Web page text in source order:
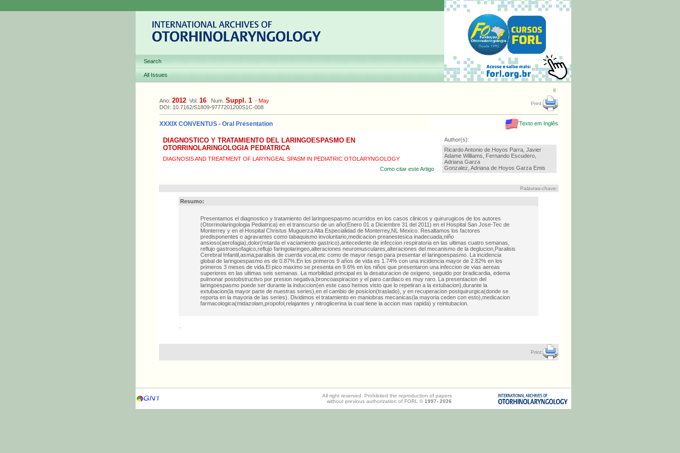
Search
All Issues
8
Ano: 2012Vol. 16Num. Suppl. 1- May
DOI: 10.7162/S1809-9777201200S1C-008
Print:
XXXIX CONVENTUS - Oral Presentation Texto em Inglês
DIAGNOSTICO Y TRATAMIENTO DEL LARINGOESPASMO EN
OTORRINOLARINGOLOGIA PEDIATRICA
DIAGNOSIS AND TREATMENT OF LARYNGEAL SPASM IN PEDIATRIC OTOLARYNGOLOGY
Como citar este Artigo
Author(s):
Ricardo Antonio de Hoyos Parra, Javier
Adame Williams, Fernando Escudero,
Adriana Garza
Gonzalez, Adriana de Hoyos Garza Emis
Palavras-chave:
Resumo:
Presentamos el diagnostico y tratamiento del laringoespasmo ocurridos en los casos clinicos y quirurugicos de los autores
(Otorrinolaringologia Pediatrica) en el transcurso de un año(Enero 01 a Diciembre 31 del 2011) en el Hospital San Jose-Tec de
Monterrey y en el Hospital Christus Muguerza Alta Especialidad de Monterrey,NL Mexico. Resaltamos los factores
predisponentes o agravantes como tabaquismo involuntario,medicacion preanestesica inadecuada,niño
ansioso(aerofagia),dolor(retarda el vaciamiento gastrico),antecedente de infeccion respiratoria en las ultimas cuatro semanas,
reflujo gastroesofagico,reflujo faringolaringeo,alteraciones neuromusculares,alteraciones del mecanismo de la deglucion,Paralisis
Cerebral Infantil,asma,paralisis de cuerda vocal,etc como de mayor riesgo para presentar el laringoespasmo. La incidencia
global de laringoespasmo es de 0.87%.En los primeros 9 años de vida es 1.74% con una incidencia mayor de 2.82% en los
primeros 3 meses de vida.El pico maximo se presenta en 9.6% en los niños que presentaron una infeccion de vias aereas
superiores en las ultimas seis semanas. La morbilidad principal es la desaturacion de oxigeno, seguido por bradicardia, edema
pulmonar postobstructivo por presion negativa,broncoaspiracion y el paro cardiaco es muy raro. La presentacion del
laringoespasmo puede ser durante la induccion(en este caso hemos visto que lo repetiran a la extubacion),durante la
extubacion(la mayor parte de nuestras series),en el cambio de posicion(traslado), y en recuperacion postquirurgica(donde se
reporta en la mayoria de las series). Dividimos el tratamiento en maniobras mecanicas(la mayoria ceden con esto),medicacion
farmacologica(midazolam,propofol,relajantes y nitroglicerina la cual tiene la accion mas rapida) y reintubacion.
Print:
All right reserved. Prohibited the reproduction of papers
without previous authorization of FORL © 1997- 2026